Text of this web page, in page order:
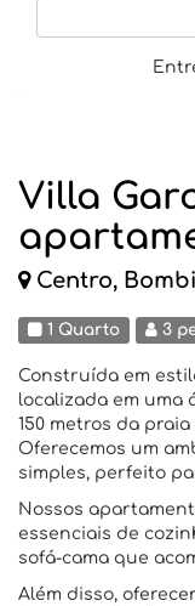
Villa
Centro,
1 Quarto 3
Construída em
localizada em uma
150 metros da
Oferecemos um
simples, perfeito
Nossos
essenciais de
sofá-cama que
Além disso,